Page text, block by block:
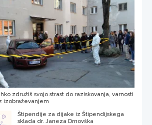
združiš svojo strast do raziskovanja, varnosti
izobraževanjem
Štipendije za dijake iz Štipendijskega
sklada dr. Janeza Drnovška